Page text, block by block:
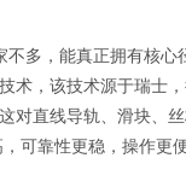
多，能真正拥有核
术，该技术源于瑞士
对直线导轨、滑块、
可靠性更稳，操作